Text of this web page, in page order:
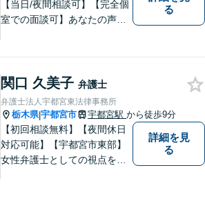
【当日/夜間相談可】【完全個
室での面談可】あなたの声を
い。 https://sagara-law-office.j
p/
る
関口 久美子 弁護士
弁護士法人宇都宮東法律事務所
栃木県|宇都宮市 宇都宮駅 から徒歩9分
【初回相談無料】【夜間休日
対応可能】【宇都宮市東部】
女性弁護士としての視点を生
詳細を見
る